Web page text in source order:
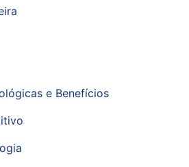
e Benefícios